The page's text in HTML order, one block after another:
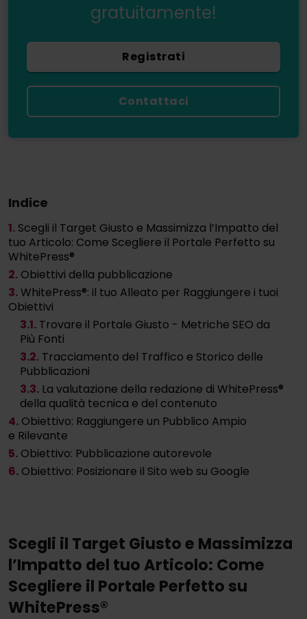
gratuitamente!
Registrati
Contattaci
Indice
1. Scegli il Target Giusto e Massimizza l’Impatto del
tuo Articolo: Come Scegliere il Portale Perfetto su
WhitePress®
2. Obiettivi della pubblicazione
3.WhitePress®: il tuo Alleato per Raggiungere i tuoi
Obiettivi
3.1. Trovare il Portale Giusto - Metriche SEO da
Più Fonti
3.2. Tracciamento del Traffico e Storico delle
Pubblicazioni
3.3. La valutazione della redazione di WhitePress®
della qualità tecnica e del contenuto
4. Obiettivo: Raggiungere un Pubblico Ampio
e Rilevante
5. Obiettivo: Pubblicazione autorevole
6. Obiettivo: Posizionare il Sito web su Google
Scegli il Target Giusto e Massimizza
l’Impatto del tuo Articolo: Come
Scegliere il Portale Perfetto su
WhitePress®